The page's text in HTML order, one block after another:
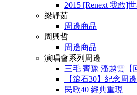
2015 [Renext 我敢]
梁靜茹
周邊商品
周興哲
周邊商品
演唱會系列周邊
三毛 齊豫 潘越雲【
【滾石30】紀念周邊
民歌40 經典重現